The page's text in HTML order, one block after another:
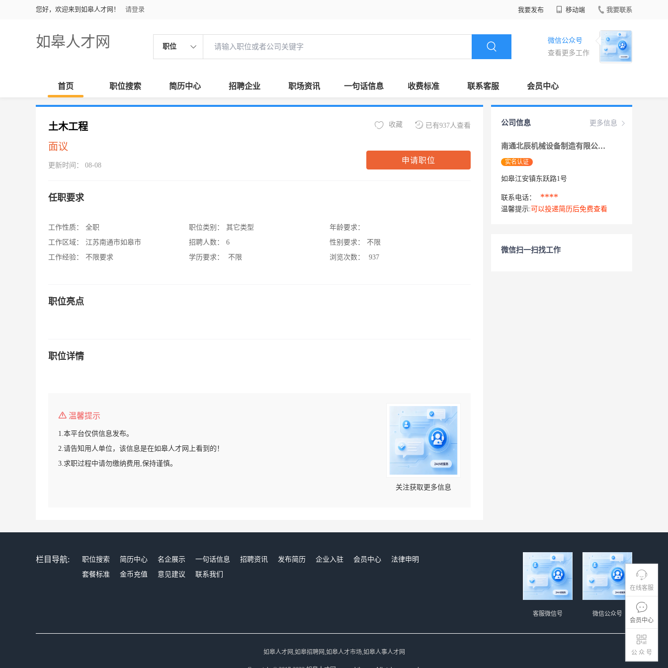
您好，欢迎来到如皋人才网！ 请登录 我要发布 移动端 我要联系
如皋人才网 职位
微信公众号
查看更多工作
首页 职位搜索 简历中心 招聘企业 职场资讯 一句话信息 收费标准 联系客服 会员中心
在线客服
会员中心
公 众 号
土木工程
面议
更新时间： 08-08
已有937人查看
收藏
申请职位
任职要求
工作性质：
全职
工作区域：
江苏南通市如皋市
工作经验：
不限要求
职位类别：
其它类型
招聘人数：
6
学历要求：
不限
年龄要求：
性别要求：
不限
浏览次数：
937
职位亮点
职位详情
温馨提示
1.本平台仅供信息发布。
2.请告知用人单位，该信息是在如皋人才网上看到的！
3.求职过程中请勿缴纳费用,保持谨慎。
关注获取更多信息
更多信息
公司信息
南通北辰机械设备制造有限公司
实名认证
如皋江安镇东跃路1号
联系电话： ****
温馨提示: 可以投递简历后免费查看
微信扫一扫找工作
栏目导航: 职位搜索 简历中心 名企展示 一句话信息 招聘资讯 发布简历 企业入驻 会员中心
法律申明
套餐标准
金币充值 意见建议 联系我们
微信公众号
客服微信号
如皋人才网,如皋招聘网,如皋人才市场,如皋人事人才网